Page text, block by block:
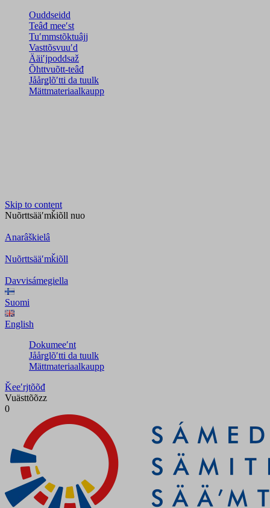
Ouddseidd
Teâđ meeʹst
Tuʹmmstõktuâjj
Vasttõsvuuʹd
Ääiʹjpoddsaž
Õhttvuõtt-teâđ
Jåårǥlõʹtti da tuulk
Mättmateriaalkaupp
Skip to content
Nuõrttsääʹmǩiõll nuo
Anarâškielâ
Nuõrttsääʹmǩiõll
Davvisámegiella
Suomi
English
Dokumeeʹnt
Jåårǥlõʹtti da tuulk
Mättmateriaalkaupp
Ǩeeʹrjtõõđ
Vuästtõõzz
0